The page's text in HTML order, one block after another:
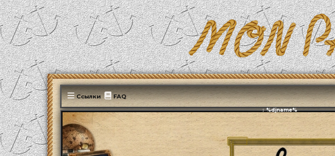
Ссылки FAQ
Эфирит: ♫ %djname%